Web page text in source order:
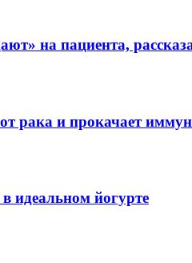
на пациента,
рака и прокачает
идеальном йогурте